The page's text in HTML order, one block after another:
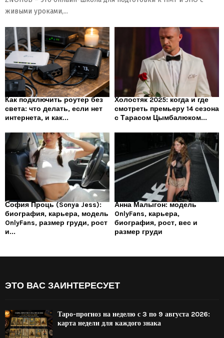
живыми уроками,...
Как подключить роутер без
света: что делать, если нет
интернета, и как...
Холостяк 2025: когда и где
смотреть премьеру 14 сезона
с Тарасом Цымбалюком...
София Проць (Sonya Jess):
биография, карьера, модель
OnlyFans, размер груди, рост
и...
Анна Малыгон: модель
OnlyFans, карьера,
биография, рост, вес и
размер груди
ЭТО ВАС ЗАИНТЕРЕСУЕТ
Таро-прогноз на неделю с 3 по 9 августа 2026:
карта недели для каждого знака